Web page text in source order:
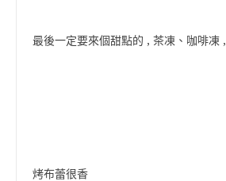
最後一定要來個甜點的 , 茶凍、咖啡凍 ,
烤布蕾很香